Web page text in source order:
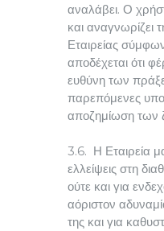
αναλάβει. Ο
και αναγνωρίζει
Εταιρείας
αποδέχεται ότι
ευθύνη των
παρεπόμενες
αποζημίωση των
3.6. Η Εταιρεία
ελλείψεις στη
ούτε και για
αόριστον
της και για